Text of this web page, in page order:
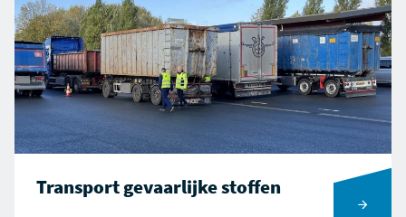
Transport gevaarlijke stoffen